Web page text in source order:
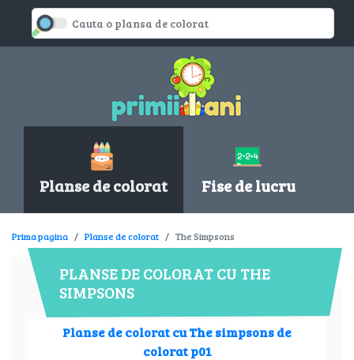
Planse de colorat Fise de lucru
Prima pagina Planse de colorat The Simpsons
PLANSE DE COLORAT CU THE
SIMPSONS
Planse de colorat cu The simpsons de
colorat p01